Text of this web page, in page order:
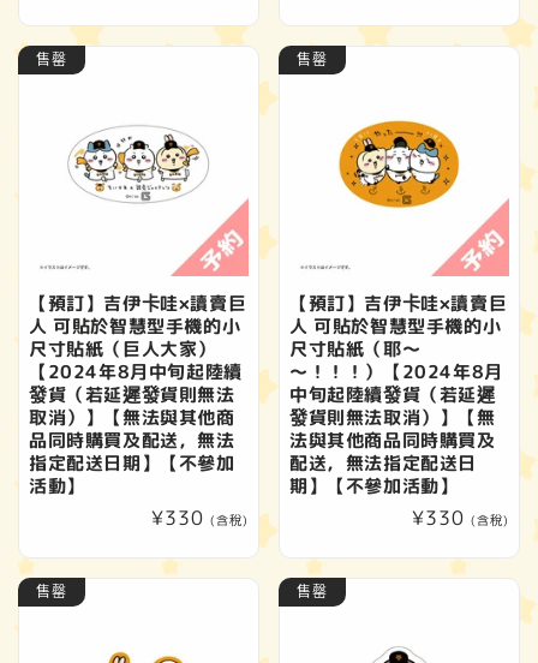
售罄
【預訂】吉伊卡哇×讀賣巨
人 可貼於智慧型手機的小
尺寸貼紙（巨人大家）
【2024年8月中旬起陸續
發貨（若延遲發貨則無法
取消）】【無法與其他商
品同時購買及配送，無法
指定配送日期】【不參加
活動】
定
¥330 (含稅)
售罄
【預訂】吉伊卡哇×讀賣巨
人 可貼於智慧型手機的小
尺寸貼紙（耶～
～！！！）【2024年8月
中旬起陸續發貨（若延遲
發貨則無法取消）】【無
法與其他商品同時購買及
配送，無法指定配送日
期】【不參加活動】
定
¥330 (含稅)
售罄 售罄